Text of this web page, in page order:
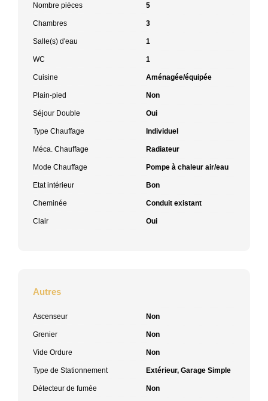
Nombre pièces 5
Chambres 3
Salle(s) d'eau 1
WC 1
Cuisine Aménagée/équipée
Plain-pied Non
Séjour Double Oui
Type Chauffage Individuel
Méca. Chauffage Radiateur
Mode Chauffage Pompe à chaleur air/eau
Etat intérieur Bon
Cheminée Conduit existant
Clair Oui
Autres
Ascenseur Non
Grenier Non
Vide Ordure Non
Type de Stationnement Extérieur, Garage Simple
Détecteur de fumée Non